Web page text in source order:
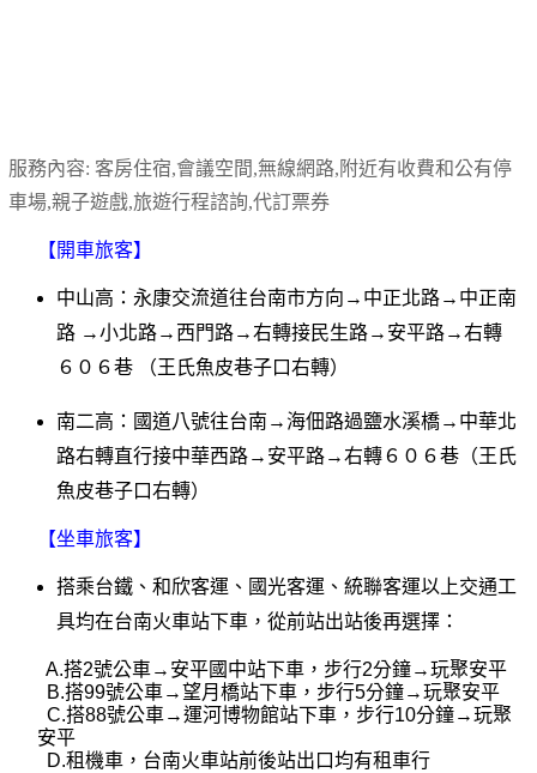
服務內容: 客房住宿,會議空間,無線網路,附近有收費和公有停
車場,親子遊戲,旅遊行程諮詢,代訂票券
【開車旅客】
中山高：永康交流道往台南市方向→中正北路→中正南
路 →小北路→西門路→右轉接民生路→安平路→右轉
６０６巷 （王氏魚皮巷子口右轉）
南二高：國道八號往台南→海佃路過鹽水溪橋→中華北
路右轉直行接中華西路→安平路→右轉６０６巷（王氏
魚皮巷子口右轉）
【坐車旅客】
搭乘台鐵、和欣客運、國光客運、統聯客運以上交通工
具均在台南火車站下車，從前站出站後再選擇：
A.搭2號公車→安平國中站下車，步行2分鐘→玩聚安平
B.搭99號公車→望月橋站下車，步行5分鐘→玩聚安平
C.搭88號公車→運河博物館站下車，步行10分鐘→玩聚
安平
D.租機車，台南火車站前後站出口均有租車行